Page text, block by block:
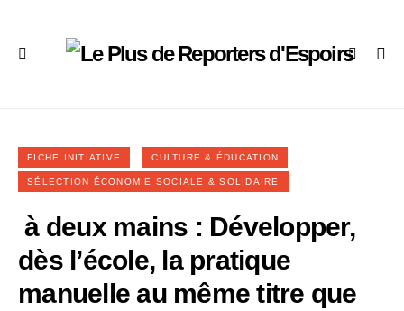
FICHE INITIATIVE CULTURE & ÉDUCATION
SÉLECTION ÉCONOMIE SOCIALE & SOLIDAIRE
à deux mains : Développer,
dès l’école, la pratique
manuelle au même titre que